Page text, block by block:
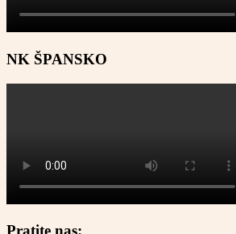
NK ŠPANSKO
Pratite nas: